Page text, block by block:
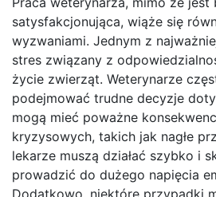
satysfakcjonująca, wiąże się
wyzwaniami. Jednym z
stres związany z
życie zwierząt. Weterynarze
podejmować trudne decyzje
mogą mieć poważne
kryzysowych, takich jak nagłe
lekarze muszą działać szybko i
prowadzić do dużego napięcia